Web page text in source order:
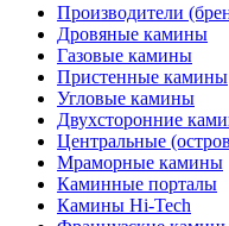
Производители
Дровяные камины
Газовые камины
Пристенные камины
Угловые камины
Двухсторонние
Центральные
Мраморные камины
Каминные порталы
Камины Hi-Tech